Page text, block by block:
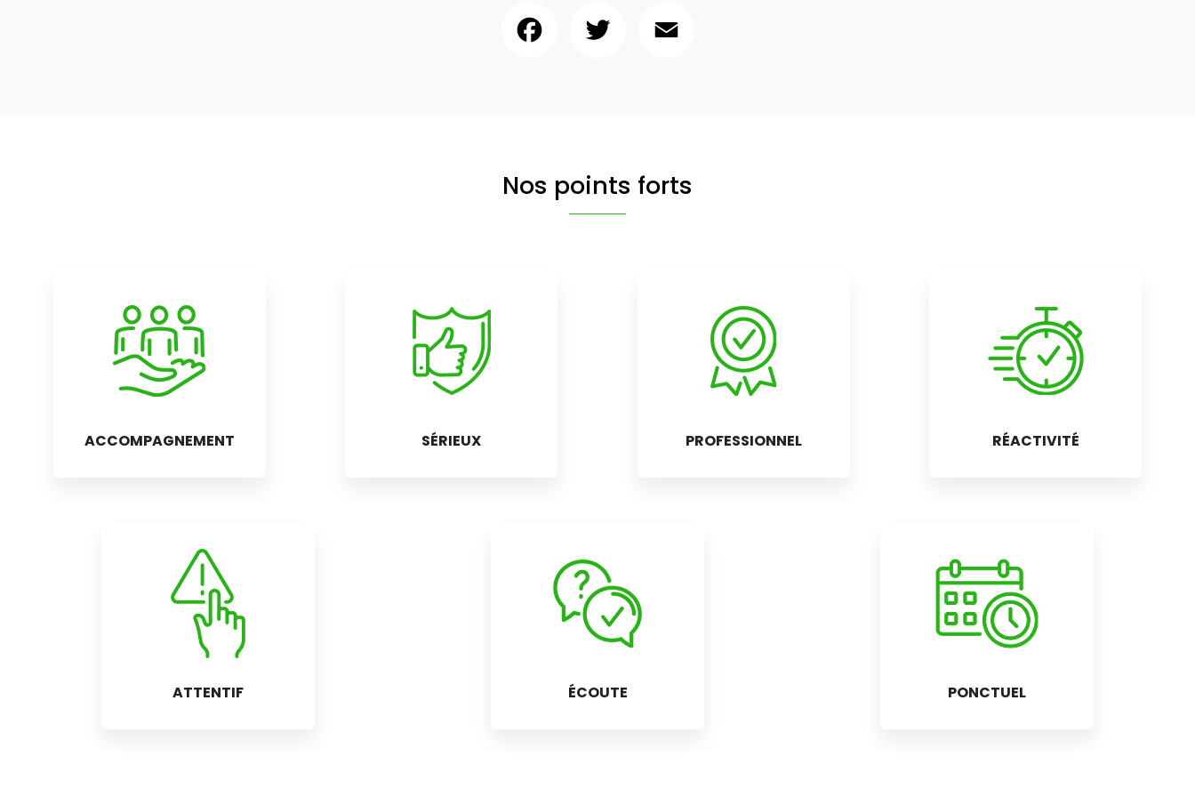
Nos points forts
ACCOMPAGNEMENT SÉRIEUX PROFESSIONNEL RÉACTIVITÉ
ATTENTIF ÉCOUTE PONCTUEL